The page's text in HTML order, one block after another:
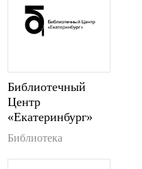
Библиотечный
Центр
«Екатеринбург»
Библиотека